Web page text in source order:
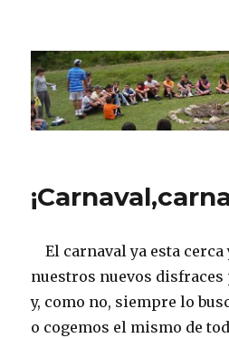
CPN Azterlariak
El carnaval ya esta cerca
nuestros nuevos disfraces
y, como no, siempre lo
o cogemos el mismo de